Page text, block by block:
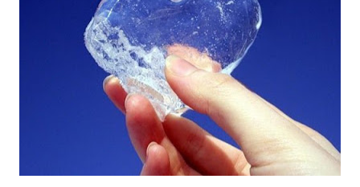
ostentando a cruz da Ordem de Cristo. O pendão está
fixado em uma haste lanceada, em prata. Encimando o
escudo há uma coroa em ouro, com quatro torres, três
ameias, com uma porta cada. Suportes: dois ramos de café,
frutificados, na sua cor natural. Divisa: ‘Non ducor duco’
(não sou conduzido, conduzo). . A cr...